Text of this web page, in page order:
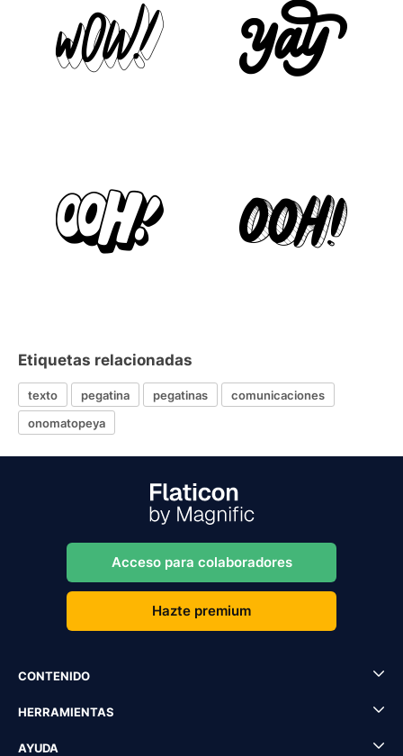
Etiquetas relacionadas
texto pegatina pegatinas
comunicaciones
onomatopeya
Acceso para colaboradores
Hazte premium
CONTENIDO
HERRAMIENTAS
AYUDA